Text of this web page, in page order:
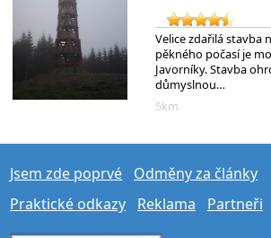
Velice zdařilá stavba
pěkného počasí je
Javorníky. Stavba
důmyslnou…
5km
Jsem zde poprvé
Odměny za články
Praktické odkazy
Reklama Partneři